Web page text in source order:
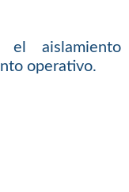
el aislamiento
operativo.